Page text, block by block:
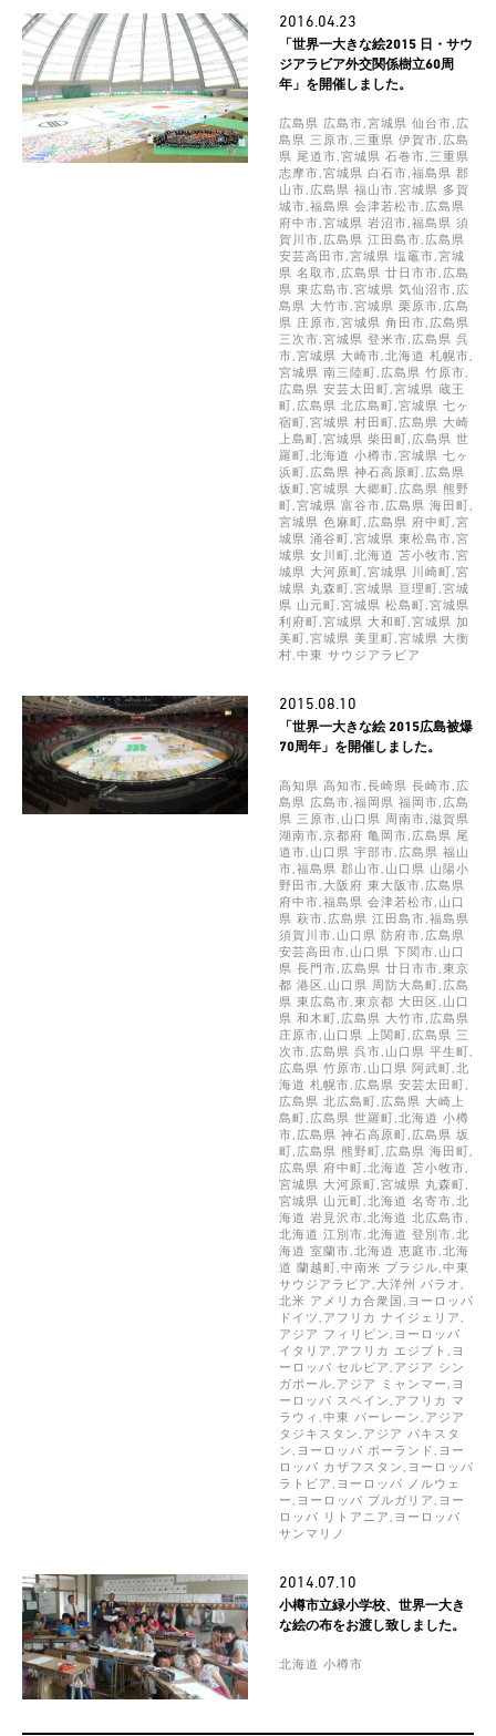
2016.04.23
「世界一大きな絵2015 日・サウ
ジアラビア外交関係樹立60周
年」を開催しました。
広島県 広島市,宮城県 仙台市,広
島県 三原市,三重県 伊賀市,広島
県 尾道市,宮城県 石巻市,三重県
志摩市,宮城県 白石市,福島県 郡
山市,広島県 福山市,宮城県 多賀
城市,福島県 会津若松市,広島県
府中市,宮城県 岩沼市,福島県 須
賀川市,広島県 江田島市,広島県
安芸高田市,宮城県 塩竈市,宮城
県 名取市,広島県 廿日市市,広島
県 東広島市,宮城県 気仙沼市,広
島県 大竹市,宮城県 栗原市,広島
県 庄原市,宮城県 角田市,広島県
三次市,宮城県 登米市,広島県 呉
市,宮城県 大崎市,北海道 札幌市,
宮城県 南三陸町,広島県 竹原市,
広島県 安芸太田町,宮城県 蔵王
町,広島県 北広島町,宮城県 七ヶ
宿町,宮城県 村田町,広島県 大崎
上島町,宮城県 柴田町,広島県 世
羅町,北海道 小樽市,宮城県 七ヶ
浜町,広島県 神石高原町,広島県
坂町,宮城県 大郷町,広島県 熊野
町,宮城県 富谷市,広島県 海田町,
宮城県 色麻町,広島県 府中町,宮
城県 涌谷町,宮城県 東松島市,宮
城県 女川町,北海道 苫小牧市,宮
城県 大河原町,宮城県 川崎町,宮
城県 丸森町,宮城県 亘理町,宮城
県 山元町,宮城県 松島町,宮城県
利府町,宮城県 大和町,宮城県 加
美町,宮城県 美里町,宮城県 大衡
村,中東 サウジアラビア
2015.08.10
「世界一大きな絵 2015広島被爆
70周年」を開催しました。
高知県 高知市,長崎県 長崎市,広
島県 広島市,福岡県 福岡市,広島
県 三原市,山口県 周南市,滋賀県
湖南市,京都府 亀岡市,広島県 尾
道市,山口県 宇部市,広島県 福山
市,福島県 郡山市,山口県 山陽小
野田市,大阪府 東大阪市,広島県
府中市,福島県 会津若松市,山口
県 萩市,広島県 江田島市,福島県
須賀川市,山口県 防府市,広島県
安芸高田市,山口県 下関市,山口
県 長門市,広島県 廿日市市,東京
都 港区,山口県 周防大島町,広島
県 東広島市,東京都 大田区,山口
県 和木町,広島県 大竹市,広島県
庄原市,山口県 上関町,広島県 三
次市,広島県 呉市,山口県 平生町,
広島県 竹原市,山口県 阿武町,北
海道 札幌市,広島県 安芸太田町,
広島県 北広島町,広島県 大崎上
島町,広島県 世羅町,北海道 小樽
市,広島県 神石高原町,広島県 坂
町,広島県 熊野町,広島県 海田町,
広島県 府中町,北海道 苫小牧市,
宮城県 大河原町,宮城県 丸森町,
宮城県 山元町,北海道 名寄市,北
海道 岩見沢市,北海道 北広島市,
北海道 江別市,北海道 登別市,北
海道 室蘭市,北海道 恵庭市,北海
道 蘭越町,中南米 ブラジル,中東
サウジアラビア,大洋州 パラオ,
北米 アメリカ合衆国,ヨーロッパ
ドイツ,アフリカ ナイジェリア,
アジア フィリピン,ヨーロッパ
イタリア,アフリカ エジプト,ヨ
ーロッパ セルビア,アジア シン
ガポール,アジア ミャンマー,ヨ
ーロッパ スペイン,アフリカ マ
ラウィ,中東 バーレーン,アジア
タジキスタン,アジア パキスタ
ン,ヨーロッパ ポーランド,ヨー
ロッパ カザフスタン,ヨーロッパ
ラトビア,ヨーロッパ ノルウェ
ー,ヨーロッパ ブルガリア,ヨー
ロッパ リトアニア,ヨーロッパ
サンマリノ
2014.07.10
小樽市立緑小学校、世界一大き
な絵の布をお渡し致しました。
北海道 小樽市